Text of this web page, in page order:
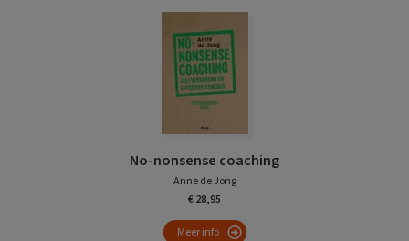
No-nonsense coaching
Anne de Jong
€ 28,95
Meer info